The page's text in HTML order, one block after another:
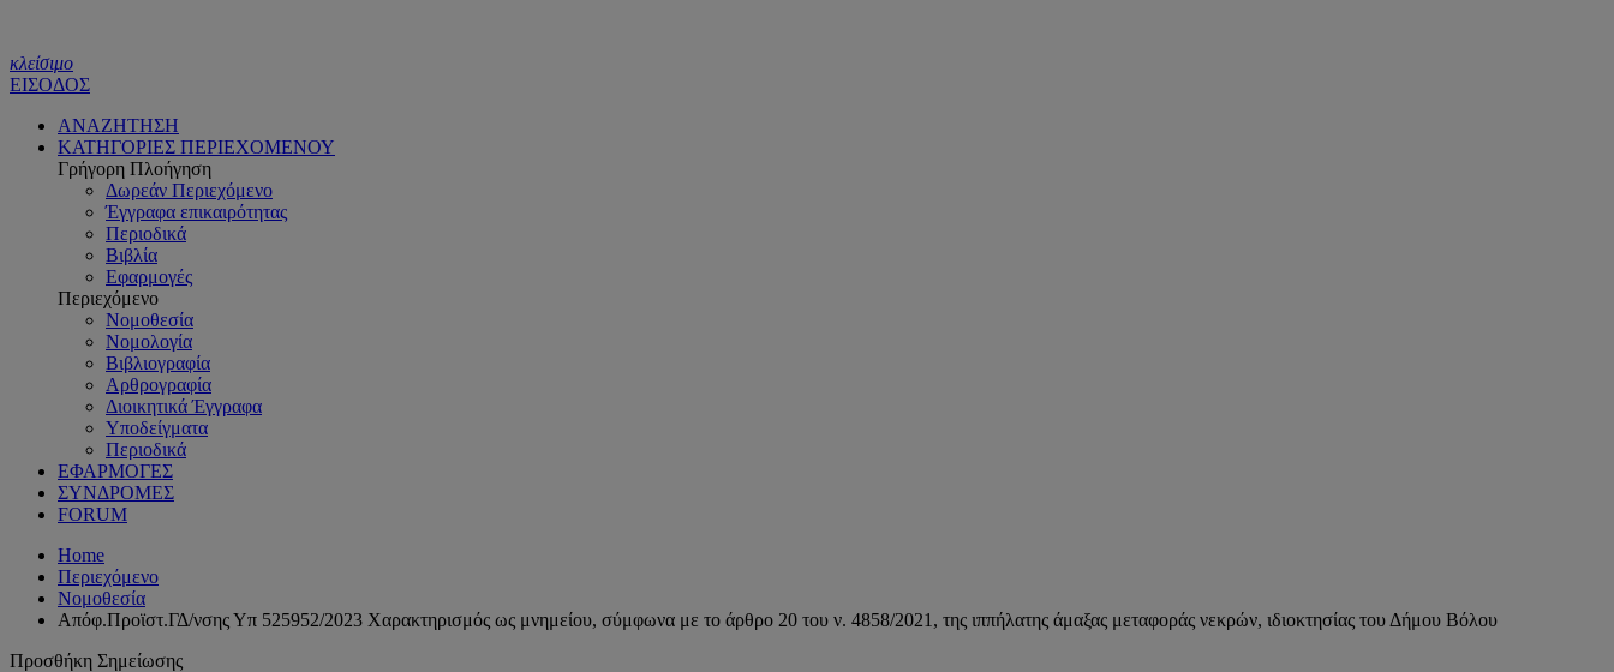
κλείσιμο
ΕΙΣΟΔΟΣ
ΑΝΑΖΗΤΗΣΗ
ΚΑΤΗΓΟΡΙΕΣ ΠΕΡΙΕΧΟΜΕΝΟΥ
Γρήγορη Πλοήγηση
Δωρεάν Περιεχόμενο
Έγγραφα επικαιρότητας
Περιοδικά
Βιβλία
Εφαρμογές
Περιεχόμενο
Νομοθεσία
Νομολογία
Βιβλιογραφία
Αρθρογραφία
Διοικητικά Έγγραφα
Υποδείγματα
Περιοδικά
ΕΦΑΡΜΟΓΕΣ
ΣΥΝΔΡΟΜΕΣ
FORUM
Home
Περιεχόμενο
Νομοθεσία
Απόφ.Προϊστ.ΓΔ/νσης Υπ 525952/2023 Χαρακτηρισμός ως μνημείου, σύμφωνα με το άρθρο 20 του ν. 4858/2021, της ιππήλατης άμαξας μεταφοράς νεκρών, ιδιοκτησίας του Δήμου Βόλου
Προσθήκη Σημείωσης